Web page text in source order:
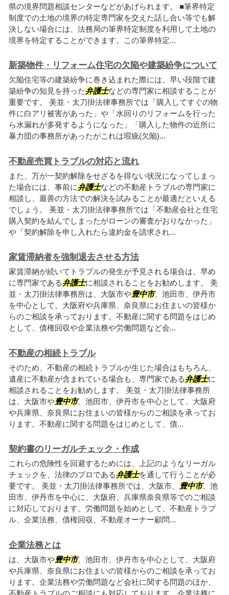
県の境界問題相談センターなどがあげられます。 ■筆界特定
制度での土地の境界の特定専門家を交えた話し合い等でも解
決しない場合には、法務局の筆界特定制度を利用して土地の
境界を特定することができます。この筆界特定...
新築物件・リフォーム住宅の欠陥や建築紛争について
欠陥住宅等の建築紛争に巻き込まれた際には、早い段階で建
築紛争の知見を持った弁護士などの専門家に相談することが
重要です。 美並・太刀掛法律事務所では「購入してすぐの物
件に白アリ被害があった」や「水回りのリフォームを行った
ら水漏れが多発するようになった」「購入した物件の近所に
暴力団の事務所があったがこれは瑕疵(欠陥)...
不動産売買トラブルの対応と流れ
また、万が一契約解除をせざるを得ない状況になってしまっ
た場合には、事前に弁護士などの不動産トラブルの専門家に
相談し、最善の方法での解決を試みることが最適だといえる
でしょう。 美並・太刀掛法律事務所では「不動産会社と住宅
購入契約を結んでしまったがローンの審査がおりなかった」
や「契約解除を申し入れたら違約金を請求され...
家賃滞納者を強制退去させる方法
家賃滞納が続いてトラブルの発生が予見される場合は、早め
に専門家である弁護士に相談されることをお勧めします。 美
並・太刀掛法律事務所は、大阪市や豊中市、池田市、伊丹市
を中心として、大阪府や兵庫県、奈良県にお住まいの皆様か
らのご相談を承っております。不動産に関する問題をはじめ
として、債権回収や企業法務や労働問題など会...
不動産の相続トラブル
そのため、不動産の相続トラブルが生じた場合はもちろん、
遺産に不動産が含まれている場合も、専門家である弁護士に
相談されることをお勧めします。 美並・太刀掛法律事務所
は、大阪市や豊中市、池田市、伊丹市を中心として、大阪府
や兵庫県、奈良県にお住まいの皆様からのご相談を承ってお
ります。不動産に関する問題をはじめとして、債...
契約書のリーガルチェック・作成
これらの危険性を回避するためには、上記のようなリーガル
チェックを、法律のプロである弁護士を通して行うことが必
要です。 美並・太刀掛法律事務所では、大阪市、
豊中市、池
田市、伊丹市を中心に、大阪府、兵庫県奈良県等でのご相談
に対応しております。労働問題を始めとして、不動産トラブ
ル、企業法務、債権回収、不動産オーナー顧問...
企業法務とは
は、大阪市や豊中市、池田市、伊丹市を中心として、大阪府
や兵庫県、奈良県にお住まいの皆様からのご相談を承ってお
ります。企業法務や労働問題など会社に関する問題のほか、
不動産トラブルのご相談にも対応しております。企業法務に